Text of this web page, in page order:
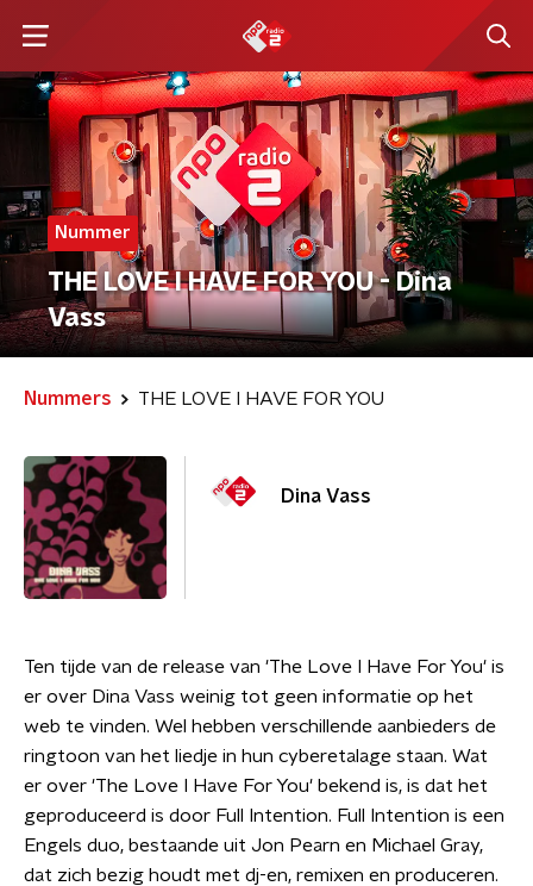
Nummer
THE LOVE I HAVE FOR YOU - Dina
Vass
Nummers THE LOVE I HAVE FOR YOU
Dina Vass
Ten tijde van de release van 'The Love I Have For You' is
er over Dina Vass weinig tot geen informatie op het
web te vinden. Wel hebben verschillende aanbieders de
ringtoon van het liedje in hun cyberetalage staan. Wat
er over 'The Love I Have For You' bekend is, is dat het
geproduceerd is door Full Intention. Full Intention is een
Engels duo, bestaande uit Jon Pearn en Michael Gray,
dat zich bezig houdt met dj-en, remixen en produceren.